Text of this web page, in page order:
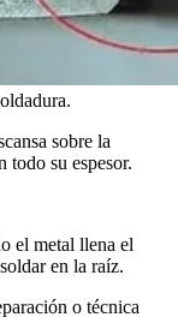
sobre la
todo su espesor.
el metal llena el
en la raíz.
o técnica